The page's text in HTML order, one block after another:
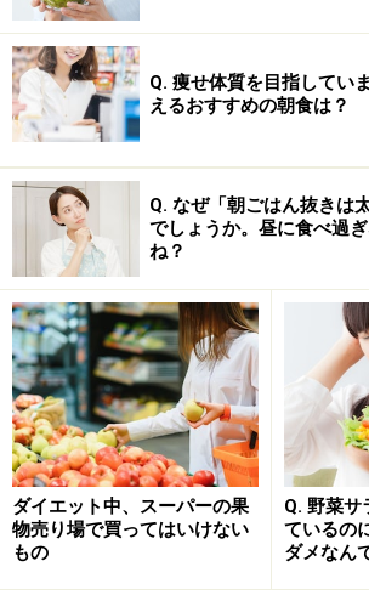
Q. 痩せ体質を目指してい
えるおすすめの朝食は？
Q. なぜ「朝ごはん抜きは
でしょうか。昼に食べ過
ね？
ダイエット中、スーパーの果
物売り場で買ってはいけない
もの
Q. 野菜サ
ているの
ダメなん